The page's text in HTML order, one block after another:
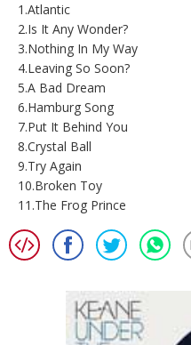
1.Atlantic
2.Is It Any Wonder?
3.Nothing In My Way
4.Leaving So Soon?
5.A Bad Dream
6.Hamburg Song
7.Put It Behind You
8.Crystal Ball
9.Try Again
10.Broken Toy
11.The Frog Prince